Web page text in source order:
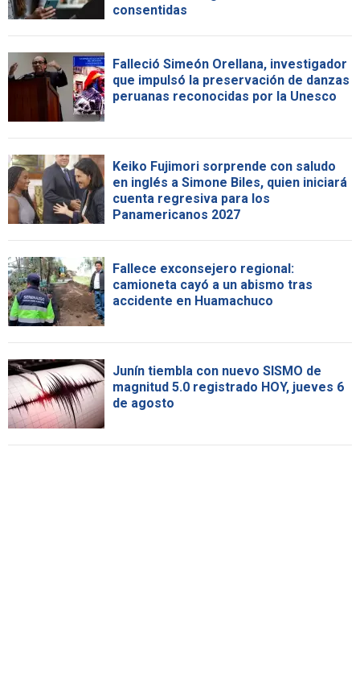
consentidas
Falleció Simeón Orellana, investigador
que impulsó la preservación de danzas
peruanas reconocidas por la Unesco
Keiko Fujimori sorprende con saludo
en inglés a Simone Biles, quien iniciará
cuenta regresiva para los
Panamericanos 2027
Fallece exconsejero regional:
camioneta cayó a un abismo tras
accidente en Huamachuco
Junín tiembla con nuevo SISMO de
magnitud 5.0 registrado HOY, jueves 6
de agosto